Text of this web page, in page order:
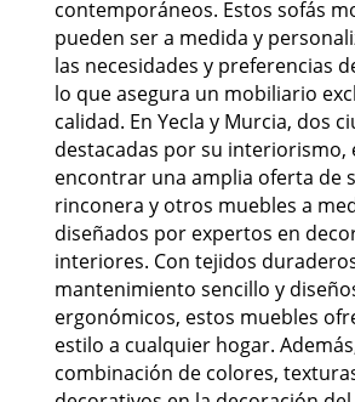
contemporáneos. Estos sofás
pueden ser a medida y
las necesidades y preferencias
lo que asegura un mobiliario
calidad. En Yecla y Murcia, dos
destacadas por su interiorismo,
encontrar una amplia oferta de
rinconera y otros muebles a
diseñados por expertos en
interiores. Con tejidos
mantenimiento sencillo y
ergonómicos, estos muebles
estilo a cualquier hogar.
combinación de colores,